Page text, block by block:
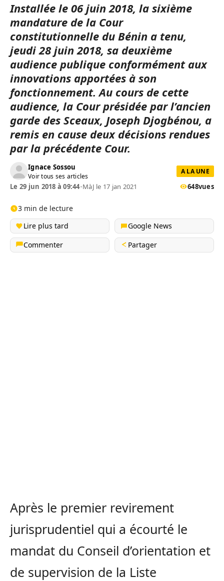
Installée le 06 juin 2018, la sixième
mandature de la Cour
constitutionnelle du Bénin a tenu,
jeudi 28 juin 2018, sa deuxième
audience publique conformément aux
innovations apportées à son
fonctionnement. Au cours de cette
audience, la Cour présidée par l’ancien
garde des Sceaux, Joseph Djogbénou, a
remis en cause deux décisions rendues
par la précédente Cour.
Ignace Sossou
Voir tous ses articles
A LA UNE
Le 29 jun 2018 à 09:44•MàJ le 17 jan 2021 648vues
3 min de lecture
Lire plus tard
Google News
Commenter
Partager
Après le premier revirement
jurisprudentiel qui a écourté le
mandat du Conseil d’orientation et
de supervision de la Liste